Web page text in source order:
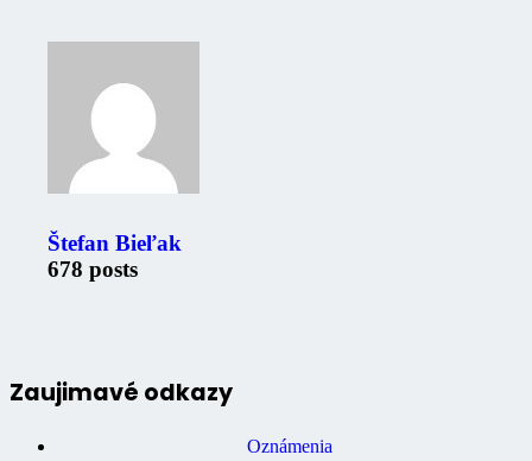
Štefan Bieľak
678 posts
Zaujimavé odkazy
Oznámenia